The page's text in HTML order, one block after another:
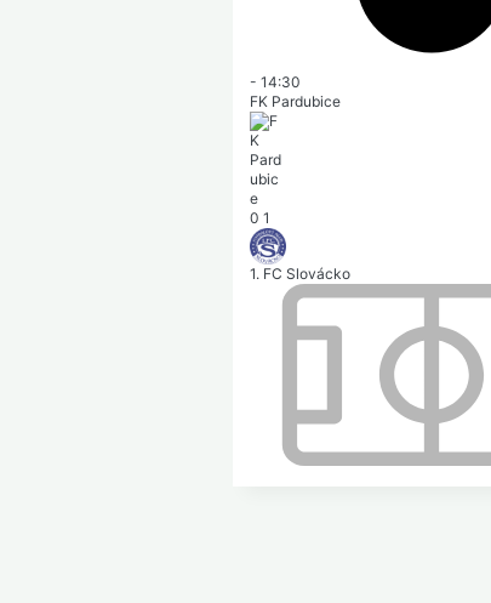
- 14:30
FK Pardubice
0 1
1. FC Slovácko